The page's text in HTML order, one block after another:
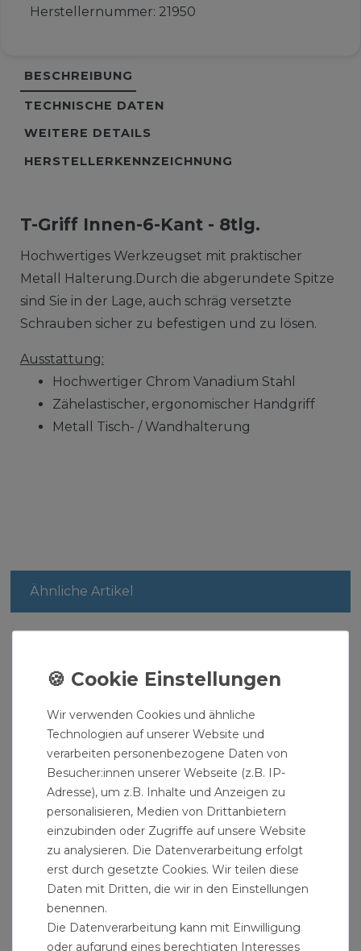
Herstellernummer: 21950
BESCHREIBUNG
TECHNISCHE DATEN
WEITERE DETAILS
HERSTELLERKENNZEICHNUNG
T-Griff Innen-6-Kant - 8tlg.
Hochwertiges Werkzeugset mit praktischer
Metall Halterung.Durch die abgerundete Spitze
sind Sie in der Lage, auch schräg versetzte
Schrauben sicher zu befestigen und zu lösen.
Ausstattung:
Hochwertiger Chrom Vanadium Stahl
Zähelastischer, ergonomischer Handgriff
Metall Tisch- / Wandhalterung
Ähnliche Artikel
Wir verwenden Cookies und ähnliche
Technologien auf unserer Website und
verarbeiten personenbezogene Daten von
Besucher:innen unserer Webseite (z.B. IP-
Adresse), um z.B. Inhalte und Anzeigen zu
personalisieren, Medien von Drittanbietern
einzubinden oder Zugriffe auf unsere Website
zu analysieren. Die Datenverarbeitung erfolgt
erst durch gesetzte Cookies. Wir teilen diese
Daten mit Dritten, die wir in den Einstellungen
benennen.
Die Datenverarbeitung kann mit Einwilligung
oder aufgrund eines berechtigten Interesses